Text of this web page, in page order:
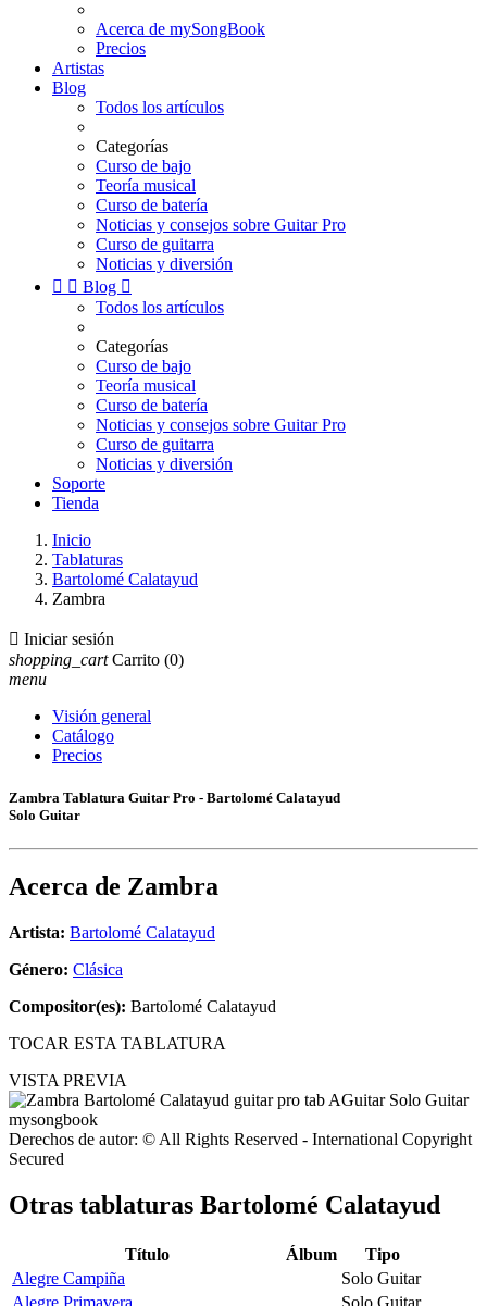
Acerca de mySongBook
Precios
Artistas
Blog
Todos los artículos
Categorías
Curso de bajo
Teoría musical
Curso de batería
Noticias y consejos sobre Guitar Pro
Curso de guitarra
Noticias y diversión
  Blog 
Todos los artículos
Categorías
Curso de bajo
Teoría musical
Curso de batería
Noticias y consejos sobre Guitar Pro
Curso de guitarra
Noticias y diversión
Soporte
Tienda
Inicio
Tablaturas
Bartolomé Calatayud
Zambra
 Iniciar sesión
shopping_cart Carrito (0)
menu
Visión general
Catálogo
Precios
Zambra Tablatura Guitar Pro - Bartolomé Calatayud
Solo Guitar
Acerca de Zambra
Artista: Bartolomé Calatayud
Género: Clásica
Compositor(es): Bartolomé Calatayud
TOCAR ESTA TABLATURA
VISTA PREVIA
Derechos de autor: © All Rights Reserved - International Copyright
Secured
Otras tablaturas Bartolomé Calatayud
Título Álbum
Tipo
Alegre Campiña
Solo Guitar
Alegre Primavera
Solo Guitar